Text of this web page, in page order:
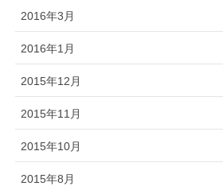
2016年3月
2016年1月
2015年12月
2015年11月
2015年10月
2015年8月